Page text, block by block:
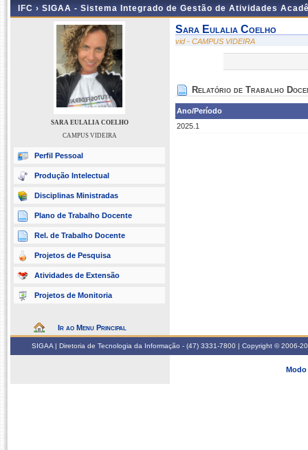
IFC › SIGAA - Sistema Integrado de Gestão de Atividades
SARA EULALIA COELHO
CAMPUS VIDEIRA
Perfil Pessoal
Produção Intelectual
Disciplinas Ministradas
Plano de Trabalho Docente
Rel. de Trabalho Docente
Projetos de Pesquisa
Atividades de Extensão
Projetos de Monitoria
Ir ao Menu Principal
Sara Eulalia Coelho
vid - CAMPUS VIDEIRA
Relatório de Trabalho
Ano/Período
2025.1
SIGAA | Diretoria de Tecnologia da Informação - (47) 3331-7800 | Copyright © 2006-
Modo